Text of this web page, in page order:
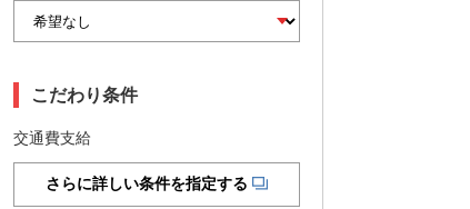
こだわり条件
交通費支給
さらに詳しい条件を指定する